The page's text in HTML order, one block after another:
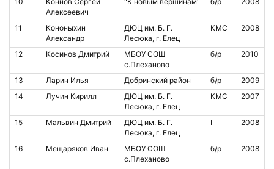
Алексеевич
11
Кононыхин
Александр
ДЮЦ им. Б. Г.
Лесюка, г. Елец
КМС 2008
12 Косинов Дмитрий
МБОУ СОШ
с.Плеханово
б/р 2010
13 Ларин Илья Добринский район б/р
2009
14
Лучин Кирилл
ДЮЦ им. Б. Г.
Лесюка, г. Елец
КМС 2007
15 Мальвин Дмитрий
ДЮЦ им. Б. Г.
Лесюка, г. Елец
I 2008
16 Мещаряков Иван
МБОУ СОШ
с.Плеханово
б/р 2008